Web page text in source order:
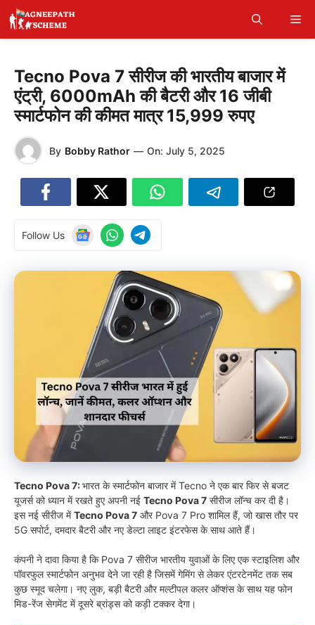
Skip
content
Tecno Pova 7 सीरीज की भारतीय बाजार में
एंट्री, 6000mAh की बैटरी और 16 जीबी
स्मार्टफोन की कीमत मात्र 15,999 रुपए
By Bobby Rathor — On: July 5, 2025
Follow Us
Tecno Pova 7:भारत के स्मार्टफोन बाजार में Tecno ने एक बार फिर से बजट
यूजर्स को ध्यान में रखते हुए अपनी नई Tecno Pova 7 सीरीज लॉन्च कर दी है।
इस नई सीरीज मेंTecno Pova 7 और Pova 7 Pro शामिल हैं, जो खास तौर पर
5G सपोर्ट, दमदार बैटरी और नए डेल्टा लाइट इंटरफेस के साथ आते हैं।
कंपनी ने दावा किया है कि Pova 7 सीरीज भारतीय युवाओं के लिए एक स्टाइलिश और
पॉवरफुल स्मार्टफोन अनुभव देने जा रही है जिसमें गेमिंग से लेकर एंटरटेनमेंट तक सब
कुछ स्मूद चलेगा। नए लुक, बड़ी बैटरी और मल्टीपल कलर ऑप्शंस के साथ यह फोन
मिड-रेंज सेगमेंट में दूसरे ब्रांड्स को कड़ी टक्कर देगा।